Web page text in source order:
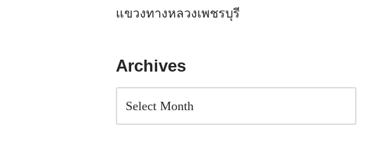
แขวงทางหลวงเพชรบุรี
Archives